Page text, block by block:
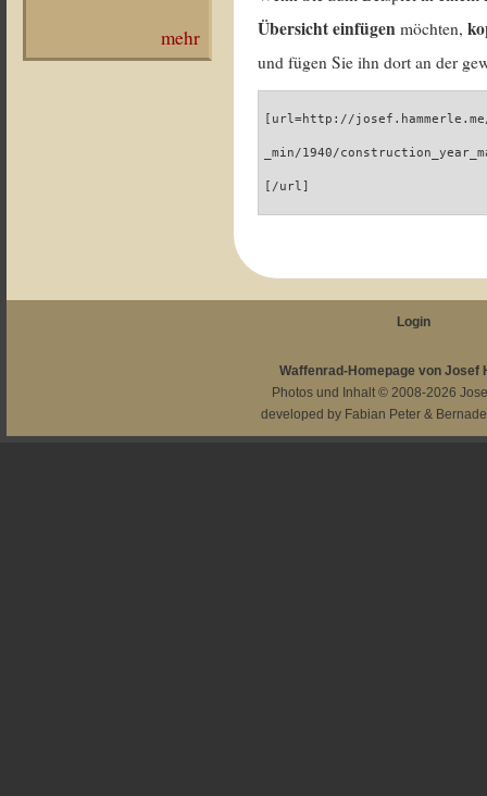
mehr Übersicht einfügen möchten,
und fügen Sie ihn dort an der
[url=http://
_min/1940/
[/url]
Login
Waffenrad-Homepage von Josef
Photos und Inhalt © 2008-2026
developed by Fabian Peter &